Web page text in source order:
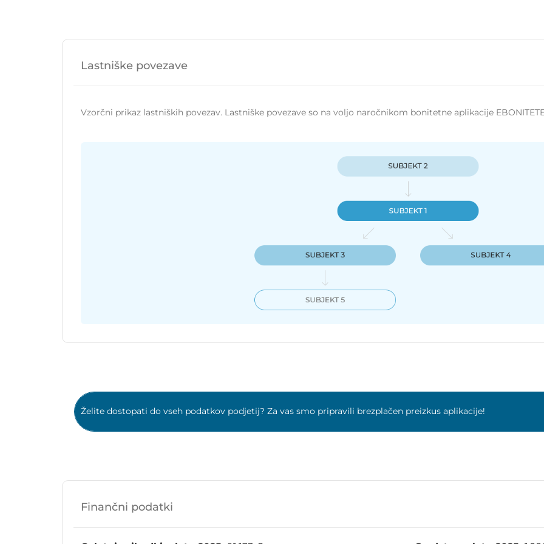
Lastniške povezave
Vzorčni prikaz lastniških povezav. Lastniške povezave so na voljo naročnikom bonitetne aplikacije
Želite dostopati do vseh podatkov podjetij? Za vas smo pripravili brezplačen preizkus aplikacije!
Finančni podatki